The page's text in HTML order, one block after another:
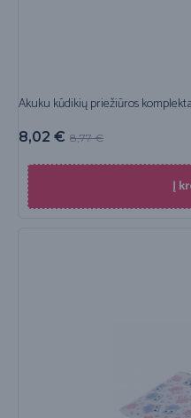
Akuku kūdikių priežiūros
8,77€
8,02 €
Į